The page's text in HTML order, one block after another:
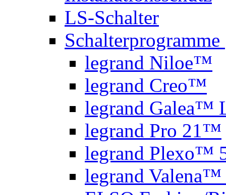
LS-Schalter
Schalterprogramme
legrand Niloe™
legrand Creo™
legrand Galea™
legrand Pro 21™
legrand Plexo™
legrand